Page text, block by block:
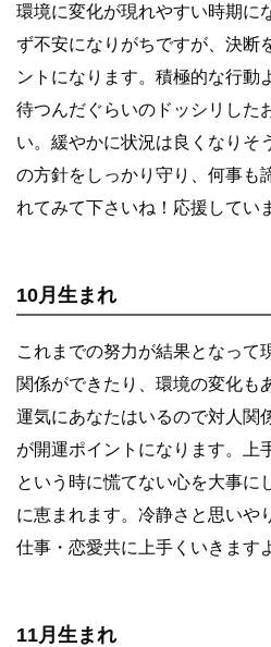
環境に変化が現れやすい時期に
ず不安になりがちですが、決断
ントになります。積極的な行動
待つんだぐらいのドッシリした
い。緩やかに状況は良くなりそ
の方針をしっかり守り、何事も
れてみて下さいね！応援してい
10月生まれ
これまでの努力が結果となって
関係ができたり、環境の変化も
運気にあなたはいるので対人関
が開運ポイントになります。上
という時に慌てない心を大事に
に恵まれます。冷静さと思いや
仕事・恋愛共に上手くいきます
11月生まれ